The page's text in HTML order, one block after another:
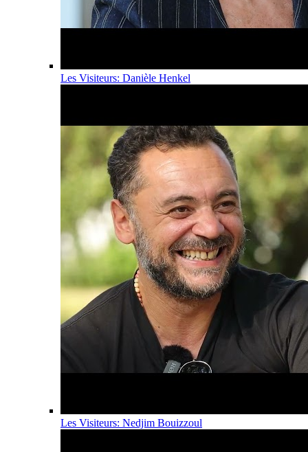
Les Visiteurs: Danièle Henkel
Les Visiteurs: Nedjim Bouizzoul